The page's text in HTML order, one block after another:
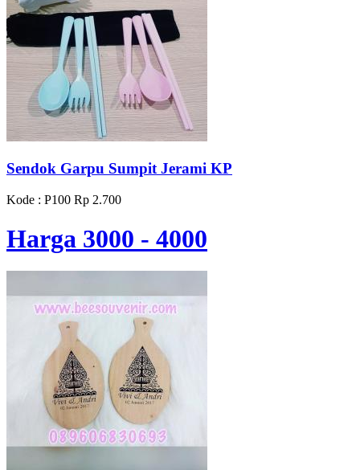
Sendok Garpu Sumpit Jerami KP
Kode : P100 Rp 2.700
Harga 3000 - 4000